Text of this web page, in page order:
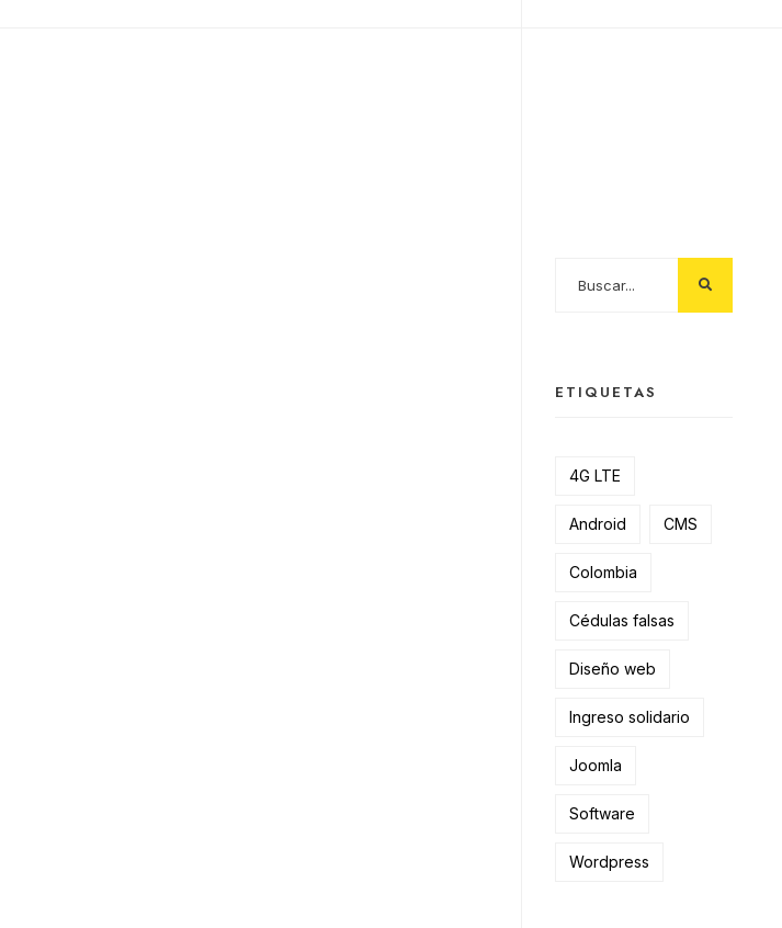
ETIQUETAS
4G LTE
Android CMS
Colombia
Cédulas falsas
Diseño web
Ingreso solidario
Joomla
Software
Wordpress